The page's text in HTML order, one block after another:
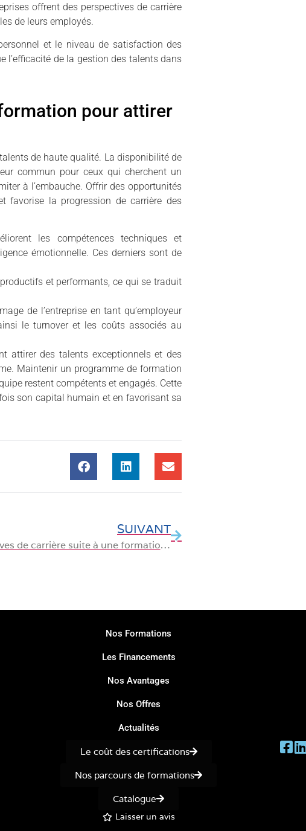
offrent des perspectives de carrière
de leurs employés.
et le niveau de satisfaction des
l’efficacité de la gestion des talents dans
pour attirer
de haute qualité. La disponibilité de
commun pour ceux qui cherchent un
à l’embauche. Offrir des opportunités
favorise la progression de carrière des
les compétences techniques et
émotionnelle. Ces derniers sont de
et performants, ce qui se traduit
de l’entreprise en tant qu’employeur
le turnover et les coûts associés au
attirer des talents exceptionnels et des
Maintenir un programme de formation
restent compétents et engagés. Cette
son capital humain et en favorisant sa
SUIVANT
Perspectives de carrière suite à une formation Excel
Nos Formations
Les Financements
Nos Avantages
Nos Offres
Actualités
Le coût des certifications
Nos parcours de formations
Catalogue
Laisser un avis